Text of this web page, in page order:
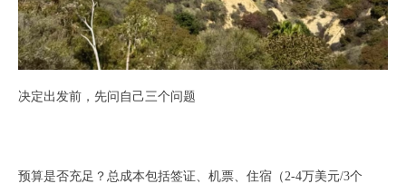
决定出发前，先问自己三个问题
预算是否充足？总成本包括签证、机票、住宿（ 2-4万美元/3个